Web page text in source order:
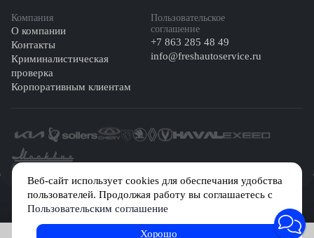
Веб-сайт использует cookies для обеспечания удобства
пользователей. Продолжая работу вы соглашаетесь с
Пользовательским соглашение
Хорошо
Компания
О компании
Контакты
Криминалистическая
проверка
Корпоративным клиентам
Пользовательское
соглашение
+7 863 285 48 49
info@freshautoservice.ru
©️ 2026 Fresh Auto
Сетевое издание «Первый автомобильный маркетплейс» зарегистрировано
Решением Федеральной службы по надзору в сфере связи, информационных
технологий и массовых коммуникаций (Роскомнадзор) № Эл № ФС77-84512 от
29 декабря 2022 г.